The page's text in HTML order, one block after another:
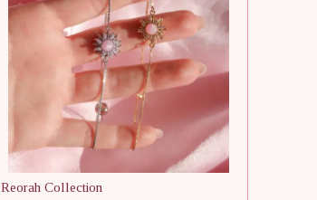
Reorah Collection